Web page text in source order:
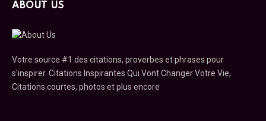
ABOUT US
Votre source #1 des citations, proverbes et phrases pour
s'inspirer. Citations Inspirantes Qui Vont Changer Votre Vie,
Citations courtes, photos et plus encore